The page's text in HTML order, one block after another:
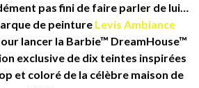
pas fini de faire parler de lui…
de peinture Levis Ambiance
lancer la Barbie™ DreamHouse™
exclusive de dix teintes inspirées
et coloré de la célèbre maison de